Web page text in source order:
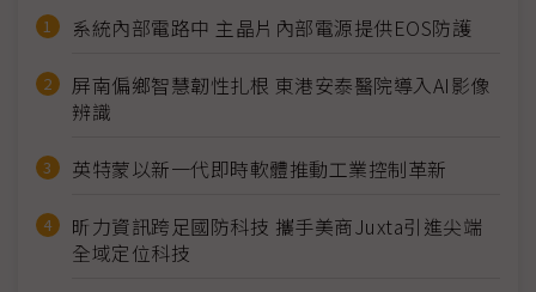
系統內部電路中 主晶片內部電源提供EOS防護
屏南偏鄉智慧韌性扎根 東港安泰醫院導入AI影像
辨識
英特蒙以新一代即時軟體推動工業控制革新
昕力資訊跨足國防科技 攜手美商Juxta引進尖端
全域定位科技